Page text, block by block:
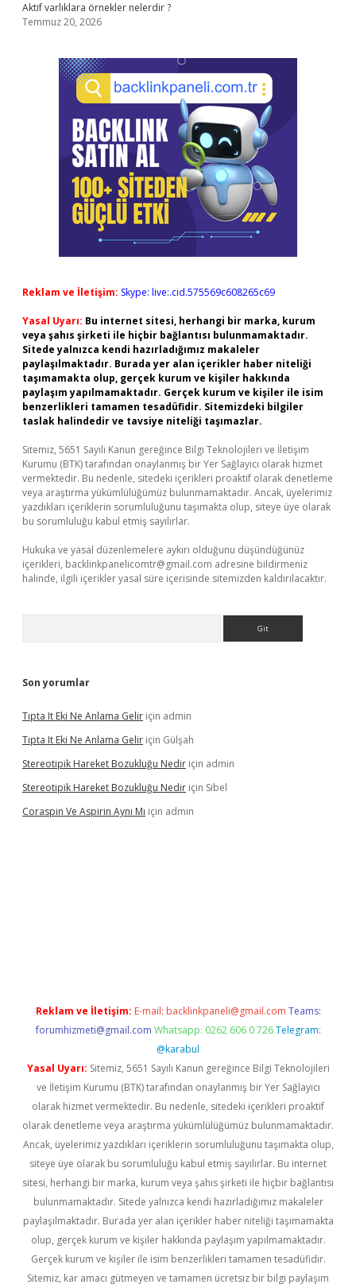
Aktif varlıklara örnekler nelerdir ?
Temmuz 20, 2026
Reklam ve İletişim: Skype: live:.cid.575569c608265c69
Yasal Uyarı: Bu internet sitesi, herhangi bir marka, kurum
veya şahıs şirketi ile hiçbir bağlantısı bulunmamaktadır.
Sitede yalnızca kendi hazırladığımız makaleler
paylaşılmaktadır. Burada yer alan içerikler haber niteliği
taşımamakta olup, gerçek kurum ve kişiler hakkında
paylaşım yapılmamaktadır. Gerçek kurum ve kişiler ile isim
benzerlikleri tamamen tesadüfidir. Sitemizdeki bilgiler
taslak halindedir ve tavsiye niteliği taşımazlar.
Sitemiz, 5651 Sayılı Kanun gereğince Bilgi Teknolojileri ve İletişim
Kurumu (BTK) tarafından onaylanmış bir Yer Sağlayıcı olarak hizmet
vermektedir. Bu nedenle, sitedeki içerikleri proaktif olarak denetleme
veya araştırma yükümlülüğümüz bulunmamaktadır. Ancak, üyelerimiz
yazdıkları içeriklerin sorumluluğunu taşımakta olup, siteye üye olarak
bu sorumluluğu kabul etmiş sayılırlar.
Hukuka ve yasal düzenlemelere aykırı olduğunu düşündüğünüz
içerikleri, backlinkpanelicomtr@gmail.com adresine bildirmeniz
halinde, ilgili içerikler yasal süre içerisinde sitemizden kaldırılacaktır.
Son yorumlar
Tıpta It Eki Ne Anlama Gelir için admin
Tıpta It Eki Ne Anlama Gelir için Gülşah
Stereotipik Hareket Bozukluğu Nedir için admin
Stereotipik Hareket Bozukluğu Nedir için Sibel
Coraspin Ve Aspirin Aynı Mı için admin
Reklam ve İletişim: E-mail: backlinkpaneli@gmail.com Teams:
forumhizmeti@gmail.com Whatsapp: 0262 606 0 726 Telegram:
@karabul
Yasal Uyarı: Sitemiz, 5651 Sayılı Kanun gereğince Bilgi Teknolojileri
ve İletişim Kurumu (BTK) tarafından onaylanmış bir Yer Sağlayıcı
olarak hizmet vermektedir. Bu nedenle, sitedeki içerikleri proaktif
olarak denetleme veya araştırma yükümlülüğümüz bulunmamaktadır.
Ancak, üyelerimiz yazdıkları içeriklerin sorumluluğunu taşımakta olup,
siteye üye olarak bu sorumluluğu kabul etmiş sayılırlar. Bu internet
sitesi, herhangi bir marka, kurum veya şahıs şirketi ile hiçbir bağlantısı
bulunmamaktadır. Sitede yalnızca kendi hazırladığımız makaleler
paylaşılmaktadır. Burada yer alan içerikler haber niteliği taşımamakta
olup, gerçek kurum ve kişiler hakkında paylaşım yapılmamaktadır.
Gerçek kurum ve kişiler ile isim benzerlikleri tamamen tesadüfidir.
Sitemiz, kar amacı gütmeyen ve tamamen ücretsiz bir bilgi paylaşım